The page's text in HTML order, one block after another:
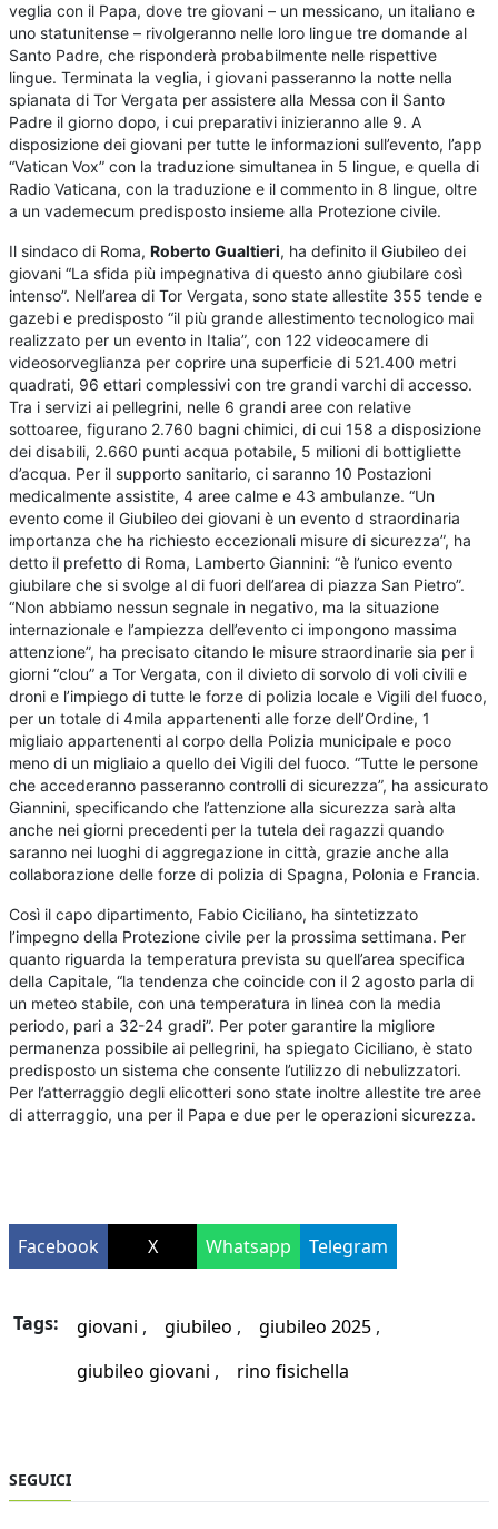
veglia con il Papa, dove tre giovani – un messicano, un italiano e
uno statunitense – rivolgeranno nelle loro lingue tre domande al
Santo Padre, che risponderà probabilmente nelle rispettive
lingue. Terminata la veglia, i giovani passeranno la notte nella
spianata di Tor Vergata per assistere alla Messa con il Santo
Padre il giorno dopo, i cui preparativi inizieranno alle 9. A
disposizione dei giovani per tutte le informazioni sull’evento, l’app
“Vatican Vox” con la traduzione simultanea in 5 lingue, e quella di
Radio Vaticana, con la traduzione e il commento in 8 lingue, oltre
a un vademecum predisposto insieme alla Protezione civile.
Il sindaco di Roma,Roberto Gualtieri, ha definito il Giubileo dei
giovani “La sfida più impegnativa di questo anno giubilare così
intenso”. Nell’area di Tor Vergata, sono state allestite 355 tende e
gazebi e predisposto “il più grande allestimento tecnologico mai
realizzato per un evento in Italia”, con 122 videocamere di
videosorveglianza per coprire una superficie di 521.400 metri
quadrati, 96 ettari complessivi con tre grandi varchi di accesso.
Tra i servizi ai pellegrini, nelle 6 grandi aree con relative
sottoaree, figurano 2.760 bagni chimici, di cui 158 a disposizione
dei disabili, 2.660 punti acqua potabile, 5 milioni di bottigliette
d’acqua. Per il supporto sanitario, ci saranno 10 Postazioni
medicalmente assistite, 4 aree calme e 43 ambulanze. “Un
evento come il Giubileo dei giovani è un evento d straordinaria
importanza che ha richiesto eccezionali misure di sicurezza”, ha
detto il prefetto di Roma, Lamberto Giannini: “è l’unico evento
giubilare che si svolge al di fuori dell’area di piazza San Pietro”.
“Non abbiamo nessun segnale in negativo, ma la situazione
internazionale e l’ampiezza dell’evento ci impongono massima
attenzione”, ha precisato citando le misure straordinarie sia per i
giorni “clou” a Tor Vergata, con il divieto di sorvolo di voli civili e
droni e l’impiego di tutte le forze di polizia locale e Vigili del fuoco,
per un totale di 4mila appartenenti alle forze dell’Ordine, 1
migliaio appartenenti al corpo della Polizia municipale e poco
meno di un migliaio a quello dei Vigili del fuoco. “Tutte le persone
che accederanno passeranno controlli di sicurezza”, ha assicurato
Giannini, specificando che l’attenzione alla sicurezza sarà alta
anche nei giorni precedenti per la tutela dei ragazzi quando
saranno nei luoghi di aggregazione in città, grazie anche alla
collaborazione delle forze di polizia di Spagna, Polonia e Francia.
Così il capo dipartimento, Fabio Ciciliano, ha sintetizzato
l’impegno della Protezione civile per la prossima settimana. Per
quanto riguarda la temperatura prevista su quell’area specifica
della Capitale, “la tendenza che coincide con il 2 agosto parla di
un meteo stabile, con una temperatura in linea con la media
periodo, pari a 32-24 gradi”. Per poter garantire la migliore
permanenza possibile ai pellegrini, ha spiegato Ciciliano, è stato
predisposto un sistema che consente l’utilizzo di nebulizzatori.
Per l’atterraggio degli elicotteri sono state inoltre allestite tre aree
di atterraggio, una per il Papa e due per le operazioni sicurezza.
Facebook X Whatsapp Telegram
Tags: giovani giubileo
giubileo 2025
giubileo giovani
rino fisichella
SEGUICI